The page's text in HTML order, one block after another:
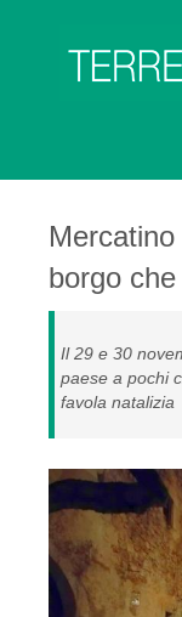
borgo
Il 29 e 30
paese a pochi
favola natalizia